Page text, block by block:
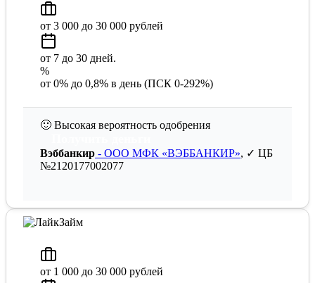
от 3 000 до 30 000 рублей
от 7 до 30 дней.
%
от 0% до 0,8% в день (ПСК 0-292%)
🙂 Высокая вероятность одобрения
Вэббанкир - ООО МФК «ВЭББАНКИР», ✓ ЦБ
№2120177002077
от 1 000 до 30 000 рублей